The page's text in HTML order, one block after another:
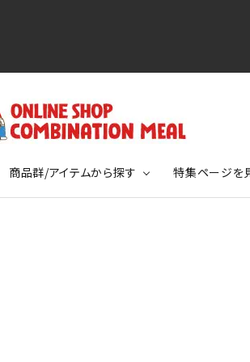
商品群/アイテムから探す 特集ページを